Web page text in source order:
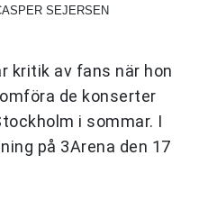
SEJERSEN
kritik av fans när hon
de konserter
i sommar. I
på 3Arena den 17